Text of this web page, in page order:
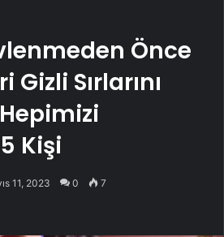
Önce
Sırlarını
Kişi
11, 2023 0 7